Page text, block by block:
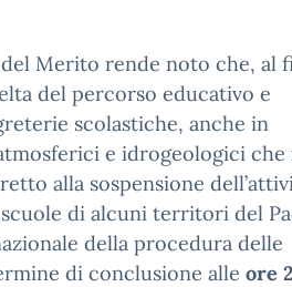
Merito rende noto che, al
del percorso educativo e
scolastiche, anche in
e idrogeologici che
alla sospensione
di alcuni territori del
della procedura delle
di conclusione alle ore